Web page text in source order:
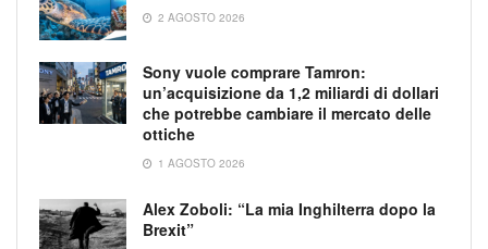
2 AGOSTO 2026
Sony vuole comprare Tamron:
un’acquisizione da 1,2 miliardi di dollari
che potrebbe cambiare il mercato delle
ottiche
1 AGOSTO 2026
Alex Zoboli: “La mia Inghilterra dopo la
Brexit”